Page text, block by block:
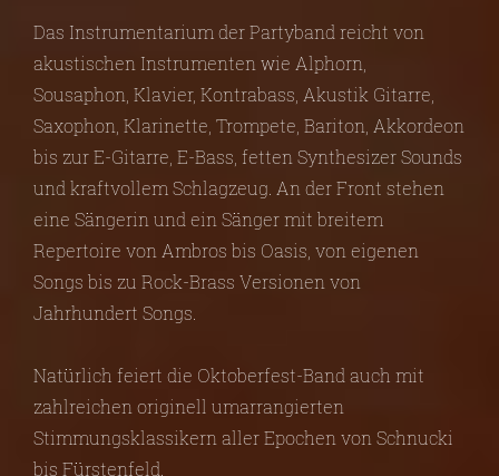
Das Instrumentarium der Partyband reicht von
akustischen Instrumenten wie Alphorn,
Sousaphon, Klavier, Kontrabass, Akustik Gitarre,
Saxophon, Klarinette, Trompete, Bariton, Akkordeon
bis zur E-Gitarre, E-Bass, fetten Synthesizer Sounds
und kraftvollem Schlagzeug. An der Front stehen
eine Sängerin und ein Sänger mit breitem
Repertoire von Ambros bis Oasis, von eigenen
Songs bis zu Rock-Brass Versionen von
Jahrhundert Songs.
Natürlich feiert die Oktoberfest-Band auch mit
zahlreichen originell umarrangierten
Stimmungsklassikern aller Epochen von Schnucki
bis Fürstenfeld.